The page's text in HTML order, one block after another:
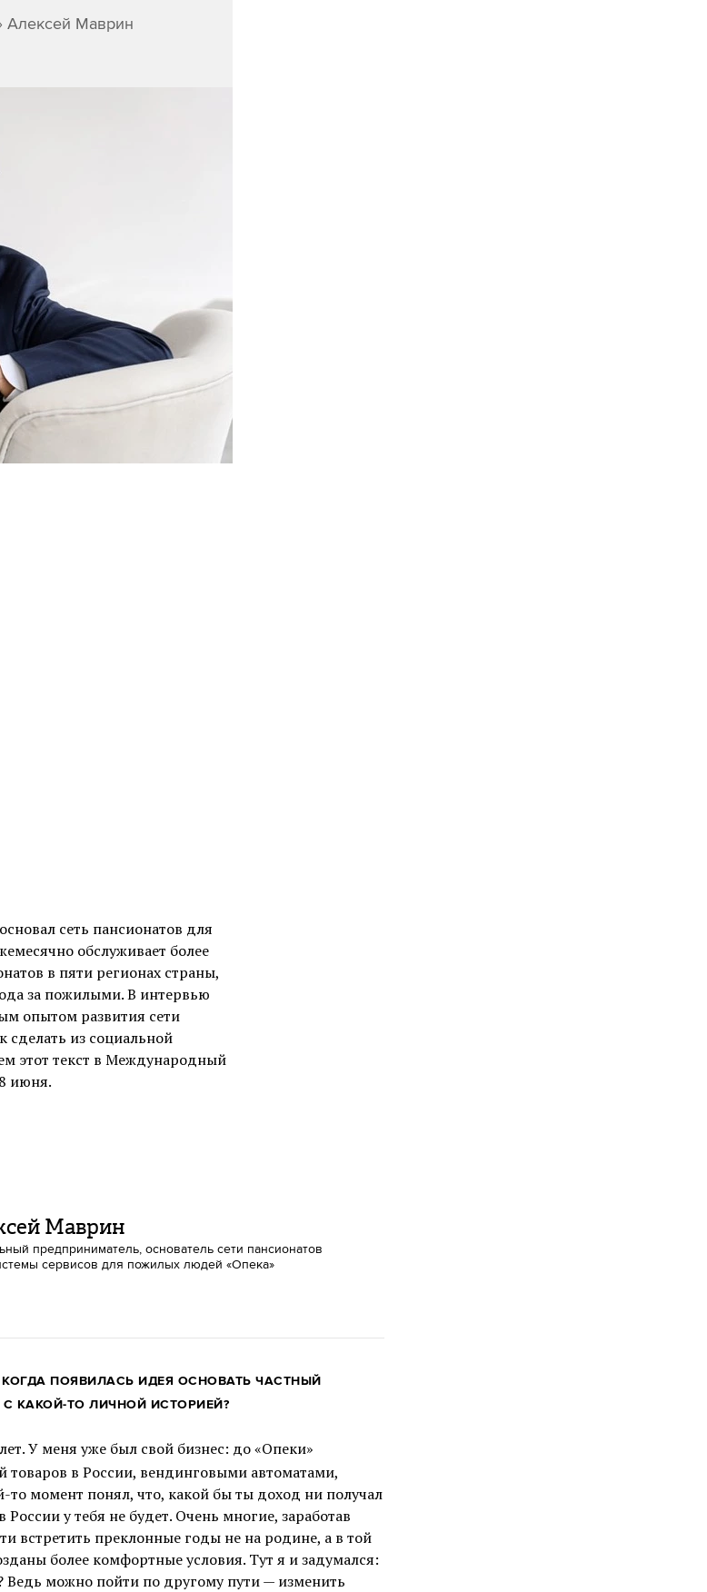
Алексей Маврин
сеть пансионатов для
обслуживает более
в пяти регионах страны,
за пожилыми. В интервью
опытом развития сети
сделать из социальной
этот текст в Международный
июня.
Маврин
предприниматель, основатель сети пансионатов
сервисов для пожилых людей «Опека»
ПОЯВИЛАСЬ ИДЕЯ ОСНОВАТЬ ЧАСТНЫЙ
КАКОЙ-ТО ЛИЧНОЙ ИСТОРИЕЙ?
У меня уже был свой бизнес: до «Опеки»
товаров в России, вендинговыми автоматами,
то момент понял, что, какой бы ты доход ни получал
России у тебя не будет. Очень многие, заработав
встретить преклонные годы не на родине, а в той
более комфортные условия. Тут я и задумался:
Ведь можно пойти по другому пути — изменить